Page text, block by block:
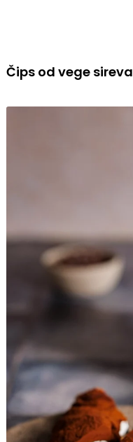
Čips od vege sireva